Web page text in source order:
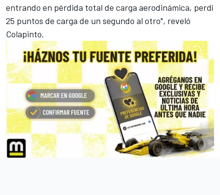
entrando en pérdida total de carga aerodinámica, perdí
25 puntos de carga de un segundo al otro", reveló
Colapinto.